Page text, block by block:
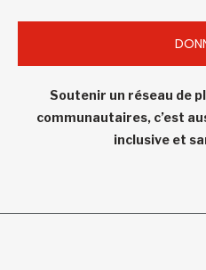
Soutenir un réseau de
communautaires, c’est
inclusive et